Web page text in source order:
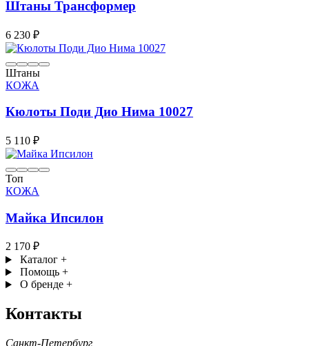
Штаны Трансформер
6 230 ₽
Штаны
КОЖА
Кюлоты Поди Дио Нима 10027
5 110 ₽
Топ
КОЖА
Майка Ипсилон
2 170 ₽
Каталог +
Помощь +
О бренде +
Контакты
Санкт-Петербург,